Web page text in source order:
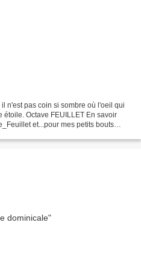
n'est pas coin si sombre où l'oeil qui
Octave FEUILLET En savoir
et...pour mes petits bouts